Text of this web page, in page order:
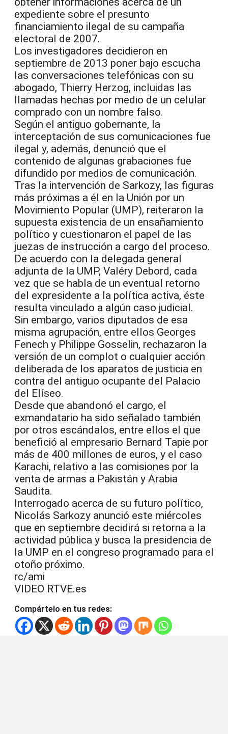
expediente sobre el presunto
financiamiento ilegal de su campaña
electoral de 2007.
Los investigadores decidieron en
septiembre de 2013 poner bajo escucha
las conversaciones telefónicas con su
abogado, Thierry Herzog, incluidas las
llamadas hechas por medio de un celular
comprado con un nombre falso.
Según el antiguo gobernante, la
interceptación de sus comunicaciones fue
ilegal y, además, denunció que el
contenido de algunas grabaciones fue
difundido por medios de comunicación.
Tras la intervención de Sarkozy, las figuras
más próximas a él en la Unión por un
Movimiento Popular (UMP), reiteraron la
supuesta existencia de un ensañamiento
político y cuestionaron el papel de las
juezas de instrucción a cargo del proceso.
De acuerdo con la delegada general
adjunta de la UMP, Valéry Debord, cada
vez que se habla de un eventual retorno
del expresidente a la política activa, éste
resulta vinculado a algún caso judicial.
Sin embargo, varios diputados de esa
misma agrupación, entre ellos Georges
Fenech y Philippe Gosselin, rechazaron la
versión de un complot o cualquier acción
deliberada de los aparatos de justicia en
contra del antiguo ocupante del Palacio
del Elíseo.
Desde que abandonó el cargo, el
exmandatario ha sido señalado también
por otros escándalos, entre ellos el que
benefició al empresario Bernard Tapie por
más de 400 millones de euros, y el caso
Karachi, relativo a las comisiones por la
venta de armas a Pakistán y Arabia
Saudita.
Interrogado acerca de su futuro político,
Nicolás Sarkozy anunció este miércoles
que en septiembre decidirá si retorna a la
actividad pública y busca la presidencia de
la UMP en el congreso programado para el
otoño próximo.
rc/ami
VIDEO RTVE.es
Compártelo en tus redes: